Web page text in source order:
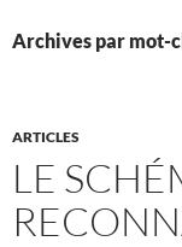
Archives par mot-
ARTICLES
LE